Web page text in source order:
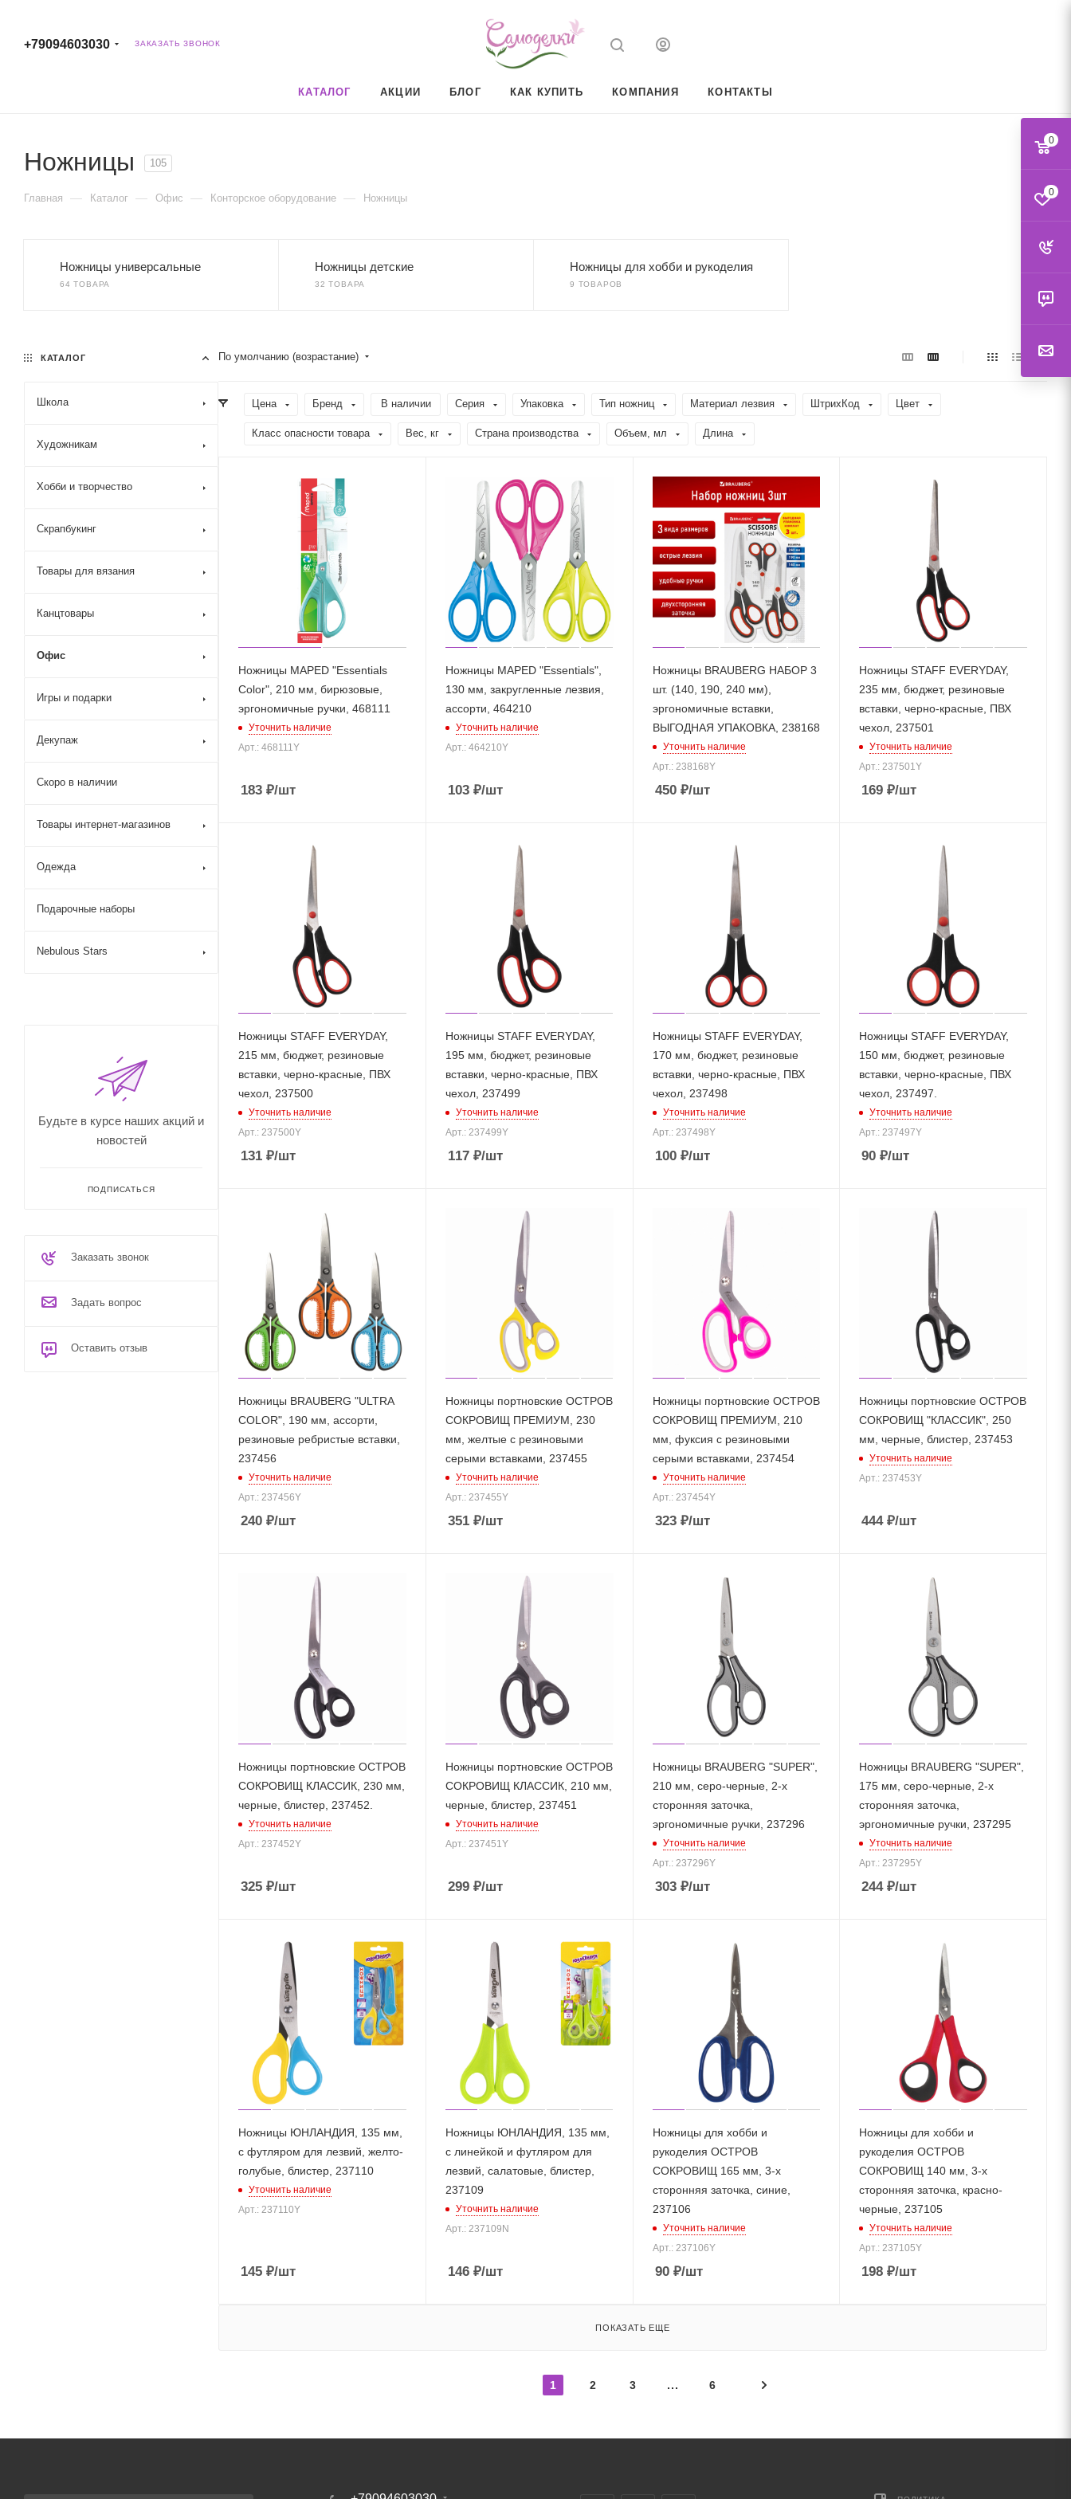
+79094603030 ЗАКАЗАТЬ ЗВОНОК
КАТАЛОГ АКЦИИ БЛОГ КАК КУПИТЬ КОМПАНИЯ КОНТАКТЫ
Ножницы 105
Главная — Каталог — Офис — Конторское оборудование — Ножницы
Ножницы универсальные
64 ТОВАРА
Ножницы детские
32 ТОВАРА
Ножницы для хобби и рукоделия
9 ТОВАРОВ
По умолчанию (возрастание)
Цена Бренд В наличии Серия Упаковка Тип ножниц Материал лезвия ШтрихКод Цвет
Класс опасности товара Вес, кг Страна производства Объем, мл Длина
Ножницы MAPED "Essentials
Color", 210 мм, бирюзовые,
эргономичные ручки, 468111
Уточнить наличие
Арт.: 468111Y
183 ₽/шт
Ножницы MAPED "Essentials",
130 мм, закругленные лезвия,
ассорти, 464210
Уточнить наличие
Арт.: 464210Y
103₽/шт
Ножницы BRAUBERG НАБОР 3
шт. (140, 190, 240 мм),
эргономичные вставки,
ВЫГОДНАЯ УПАКОВКА, 238168
Уточнить наличие
Арт.: 238168Y
450₽/шт
Ножницы STAFF EVERYDAY,
235 мм, бюджет, резиновые
вставки, черно-красные, ПВХ
чехол, 237501
Уточнить наличие
Арт.: 237501Y
169 ₽/шт
Ножницы STAFF EVERYDAY,
215 мм, бюджет, резиновые
вставки, черно-красные, ПВХ
чехол, 237500
Уточнить наличие
Арт.: 237500Y
131 ₽/шт
Ножницы STAFF EVERYDAY,
195 мм, бюджет, резиновые
вставки, черно-красные, ПВХ
чехол, 237499
Уточнить наличие
Арт.: 237499Y
117₽/шт
Ножницы STAFF EVERYDAY,
170 мм, бюджет, резиновые
вставки, черно-красные, ПВХ
чехол, 237498
Уточнить наличие
Арт.: 237498Y
100₽/шт
Ножницы STAFF EVERYDAY,
150 мм, бюджет, резиновые
вставки, черно-красные, ПВХ
чехол, 237497.
Уточнить наличие
Арт.: 237497Y
90 ₽/шт
Ножницы BRAUBERG "ULTRA
COLOR", 190 мм, ассорти,
резиновые ребристые вставки,
237456
Уточнить наличие
Арт.: 237456Y
240 ₽/шт
Ножницы портновские ОСТРОВ
СОКРОВИЩ ПРЕМИУМ, 230
мм, желтые с резиновыми
серыми вставками, 237455
Уточнить наличие
Арт.: 237455Y
351₽/шт
Ножницы портновские ОСТРОВ
СОКРОВИЩ ПРЕМИУМ, 210
мм, фуксия с резиновыми
серыми вставками, 237454
Уточнить наличие
Арт.: 237454Y
323₽/шт
Ножницы портновские ОСТРОВ
СОКРОВИЩ "КЛАССИК", 250
мм, черные, блистер, 237453
Уточнить наличие
Арт.: 237453Y
444₽/шт
Ножницы портновские ОСТРОВ
СОКРОВИЩ КЛАССИК, 230 мм,
черные, блистер, 237452.
Уточнить наличие
Арт.: 237452Y
325 ₽/шт
Ножницы портновские ОСТРОВ
СОКРОВИЩ КЛАССИК, 210 мм,
черные, блистер, 237451
Уточнить наличие
Арт.: 237451Y
299₽/шт
Ножницы BRAUBERG "SUPER",
210 мм, серо-черные, 2-х
сторонняя заточка,
эргономичные ручки, 237296
Уточнить наличие
Арт.: 237296Y
303₽/шт
Ножницы BRAUBERG "SUPER",
175 мм, серо-черные, 2-х
сторонняя заточка,
эргономичные ручки, 237295
Уточнить наличие
Арт.: 237295Y
244₽/шт
Ножницы ЮНЛАНДИЯ, 135 мм,
с футляром для лезвий, желто-
голубые, блистер, 237110
Уточнить наличие
Арт.: 237110Y
145 ₽/шт
Ножницы ЮНЛАНДИЯ, 135 мм,
с линейкой и футляром для
лезвий, салатовые, блистер,
237109
Уточнить наличие
Арт.: 237109N
146₽/шт
Ножницы для хобби и
рукоделия ОСТРОВ
СОКРОВИЩ 165 мм, 3-х
сторонняя заточка, синие,
237106
Уточнить наличие
Арт.: 237106Y
90₽/шт
Ножницы для хобби и
рукоделия ОСТРОВ
СОКРОВИЩ 140 мм, 3-х
сторонняя заточка, красно-
черные, 237105
Уточнить наличие
Арт.: 237105Y
198 ₽/шт
ПОКАЗАТЬ ЕЩЕ
1 2 3 6
КАТАЛОГ
Школа
Художникам
Хобби и творчество
Скрапбукинг
Товары для вязания
Канцтовары
Офис
Игры и подарки
Декупаж
Скоро в наличии
Товары интернет-магазинов
Одежда
Подарочные наборы
Nebulous Stars
Будьте в курсе наших акций и
новостей
ПОДПИСАТЬСЯ
Заказать звонок
Задать вопрос
Оставить отзыв
0
0